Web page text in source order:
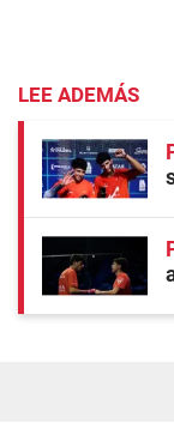
LEE ADEMÁS